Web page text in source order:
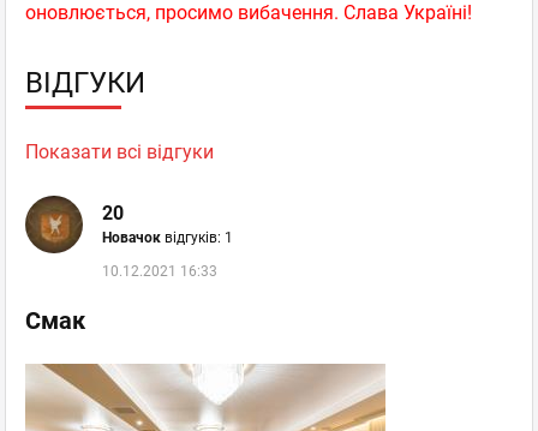
оновлюється, просимо вибачення. Слава Україні!
ВІДГУКИ
Показати всі відгуки
20
Новачок відгуків: 1
10.12.2021 16:33
Смак